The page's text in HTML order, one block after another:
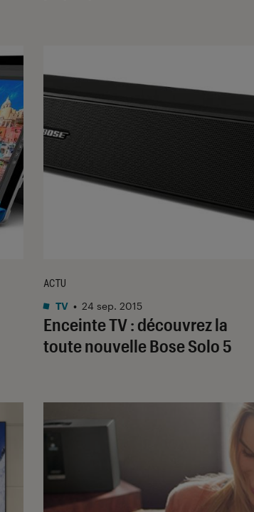
Enceinte TV : découvrez la
toute nouvelle Bose Solo 5
ACTU
TV • 24 sep. 2015